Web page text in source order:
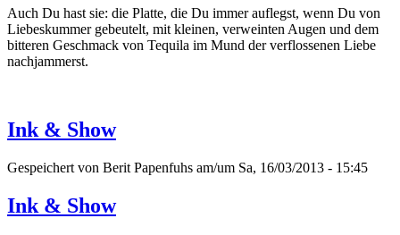
Auch Du hast sie: die Platte, die Du immer auflegst, wenn Du von
Liebeskummer gebeutelt, mit kleinen, verweinten Augen und dem
bitteren Geschmack von Tequila im Mund der verflossenen Liebe
nachjammerst.
Ink & Show
Gespeichert von Berit Papenfuhs am/um Sa, 16/03/2013 - 15:45
Ink & Show